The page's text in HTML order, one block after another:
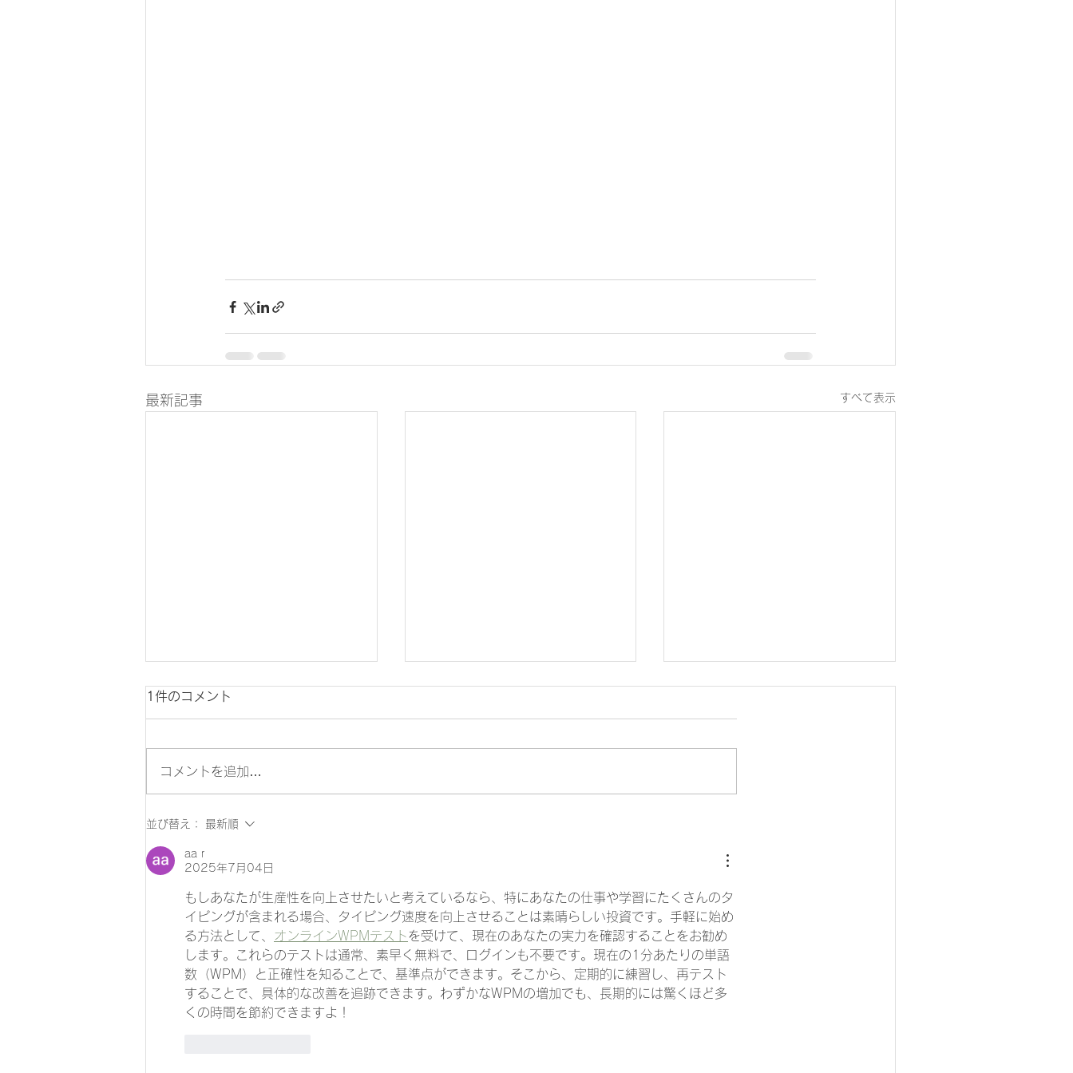
最新記事 すべて表示
ロジリズム卒業
1件のコメント
コメントを追加…
並び替え： 最新順
aa r
2025年7月04日
もしあなたが生産性を向上させたいと考えているなら、特にあなたの仕事や学習にたくさんのタ
イピングが含まれる場合、タイピング速度を向上させることは素晴らしい投資です。手軽に始め
る方法として、 オンラインWPMテスト を受けて、現在のあなたの実力を確認することをお勧め
します。これらのテストは通常、素早く無料で、ログインも不要です。現在の1分あたりの単語
数（WPM）と正確性を知ることで、基準点ができます。そこから、定期的に練習し、再テスト
することで、具体的な改善を追跡できます。わずかなWPMの増加でも、長期的には驚くほど多
くの時間を節約できますよ！